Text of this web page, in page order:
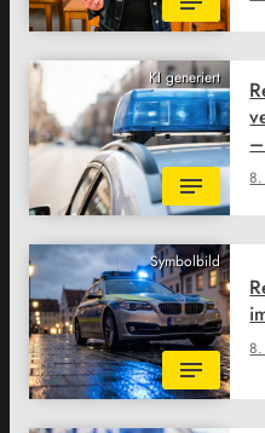
KI generiert
Symbolbild